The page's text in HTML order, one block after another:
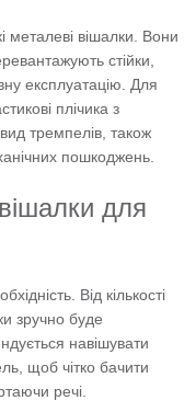
металеві вішалки. Вони
стійки,
експлуатацію. Для
плічика з
тремпелів, також
пошкоджень.
для
Від кількості
зручно буде
навішувати
щоб чітко бачити
речі.